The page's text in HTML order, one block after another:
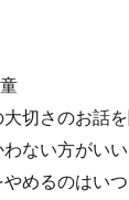
切さのお話
ない方がい
やめるのはい